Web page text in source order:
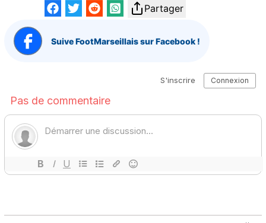
Partager
Suive FootMarseillais sur Facebook !